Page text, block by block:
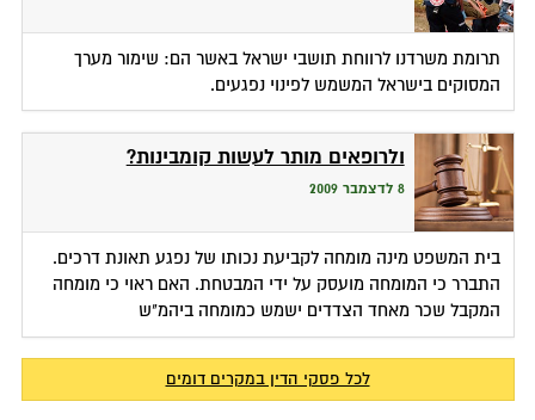
תרומת משרדנו לרווחת תושבי ישראל באשר הם: שימור מערך
המסוקים בישראל המשמש לפינוי נפגעים.
ולרופאים מותר לעשות קומבינות?
8 לדצמבר 2009
בית המשפט מינה מומחה לקביעת נכותו של נפגע תאונת דרכים.
התברר כי המומחה מועסק על ידי המבטחת. האם ראוי כי מומחה
המקבל שכר מאחד הצדדים ישמש כמומחה ביהמ"ש
לכל פסקי הדין במקרים דומים